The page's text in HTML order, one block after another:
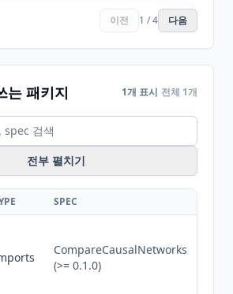
이전 1 / 4 다음
는 패키지 1개 표시 전체 1개
전부 펼치기
SPEC
CompareCausalNetworks
(>= 0.1.0)